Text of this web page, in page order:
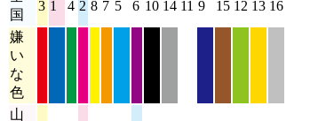
国
3 1 4 2 8 7 5 6 10 14 11 9 15 12 13 16
嫌
い
な
色
山